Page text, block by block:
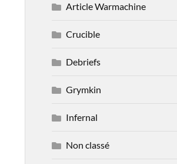
Article Warmachine
Crucible
Debriefs
Grymkin
Infernal
Non classé